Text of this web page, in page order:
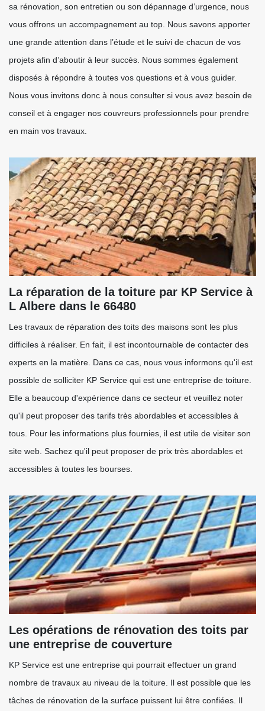
sa rénovation, son entretien ou son dépannage d’urgence, nous
vous offrons un accompagnement au top. Nous savons apporter
une grande attention dans l’étude et le suivi de chacun de vos
projets afin d’aboutir à leur succès. Nous sommes également
disposés à répondre à toutes vos questions et à vous guider.
Nous vous invitons donc à nous consulter si vous avez besoin de
conseil et à engager nos couvreurs professionnels pour prendre
en main vos travaux.
La réparation de la toiture par KP Service à
L Albere dans le 66480
Les travaux de réparation des toits des maisons sont les plus
difficiles à réaliser. En fait, il est incontournable de contacter des
experts en la matière. Dans ce cas, nous vous informons qu'il est
possible de solliciter KP Service qui est une entreprise de toiture.
Elle a beaucoup d'expérience dans ce secteur et veuillez noter
qu'il peut proposer des tarifs très abordables et accessibles à
tous. Pour les informations plus fournies, il est utile de visiter son
site web. Sachez qu'il peut proposer de prix très abordables et
accessibles à toutes les bourses.
Les opérations de rénovation des toits par
une entreprise de couverture
KP Service est une entreprise qui pourrait effectuer un grand
nombre de travaux au niveau de la toiture. Il est possible que les
tâches de rénovation de la surface puissent lui être confiées. Il